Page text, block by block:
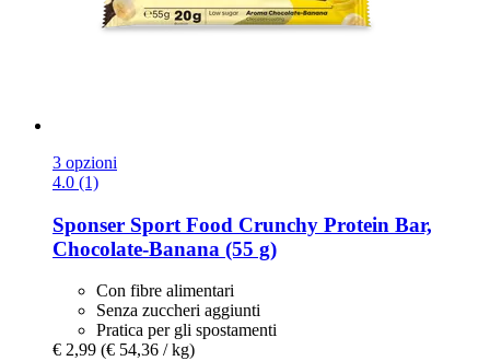
3 opzioni
4.0 (1)
Sponser Sport Food Crunchy Protein Bar,
Chocolate-​Banana (55 g)
Con fibre alimentari
Senza zuccheri aggiunti
Pratica per gli spostamenti
€ 2,99 (€ 54,36 / kg)